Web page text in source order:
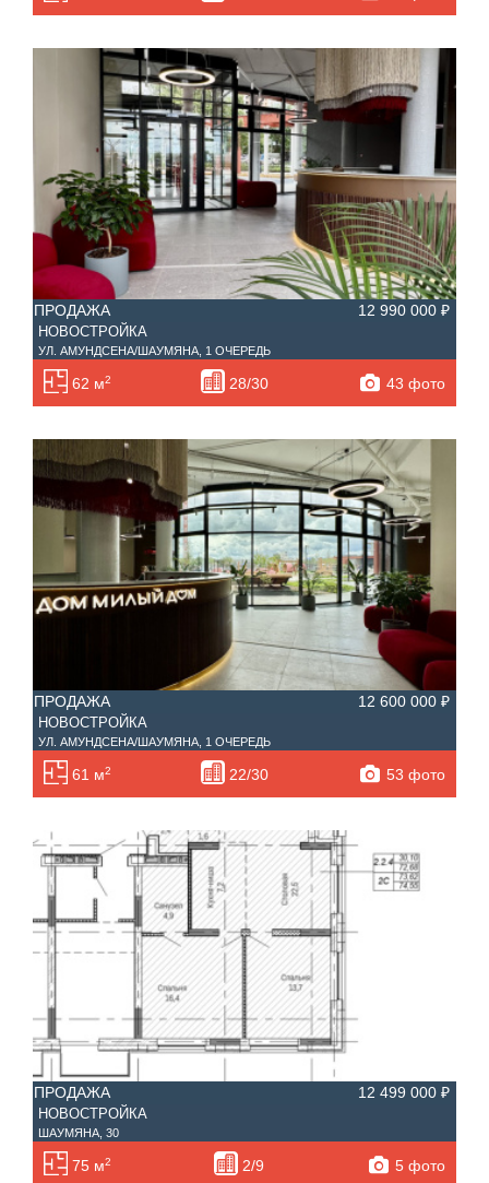
ПРОДАЖА 12 990 000 ₽
НОВОСТРОЙКА
УЛ. АМУНДСЕНА/ШАУМЯНА, 1 ОЧЕРЕДЬ
62 м2 28/30 43 фото
ПРОДАЖА 12 600 000 ₽
НОВОСТРОЙКА
УЛ. АМУНДСЕНА/ШАУМЯНА, 1 ОЧЕРЕДЬ
61 м2 22/30 53 фото
ПРОДАЖА 12 499 000 ₽
НОВОСТРОЙКА
ШАУМЯНА, 30
75 м2 2/9 5 фото